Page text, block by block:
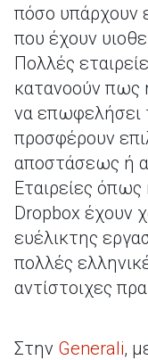
πόσο υπάρχουν
που έχουν
Πολλές
κατανοούν πως
να επωφελήσει
προσφέρουν
αποστάσεως ή
Εταιρείες
Dropbox έχουν
ευέλικτης
πολλές
αντίστοιχες
Στην Generali,